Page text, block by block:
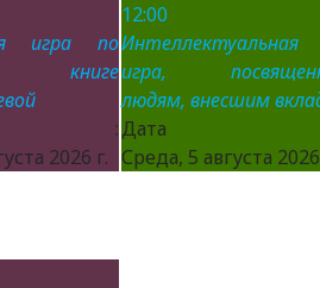
игра по
книге
:
2026 г.
12:00
Интеллектуальная
игра,
людям, внесшим
Дата
Среда, 5 августа